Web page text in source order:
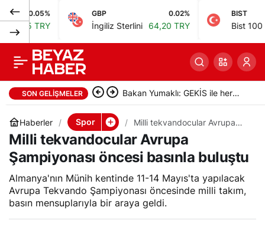
GBP
İngiliz Sterlini 64,20 TRY
BIST
Bist 100
SON GELIŞMELER Bakan Yumaklı: GEKİS ile her
Haberler Spor
Milli tekvandocular Avrupa
Şampiyonası öncesi basınla
buluştu
Milli tekvandocular Avrupa
Şampiyonası öncesi basınla buluştu
Almanya'nın Münih kentinde 11-14 Mayıs'ta yapılacak
Avrupa Tekvando Şampiyonası öncesinde milli takım,
basın mensuplarıyla bir araya geldi.
Göztepe, Gaziantep
FK ile son iç saha
maçına çıkıyor
Paylaş